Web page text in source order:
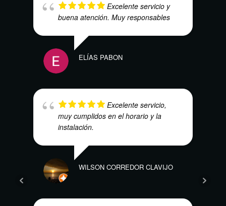
Excelente servicio y
buena atención. Muy responsables
ELÍAS PABON
Excelente servicio,
muy cumplidos en el horario y la
instalación.
WILSON CORREDOR CLAVIJO